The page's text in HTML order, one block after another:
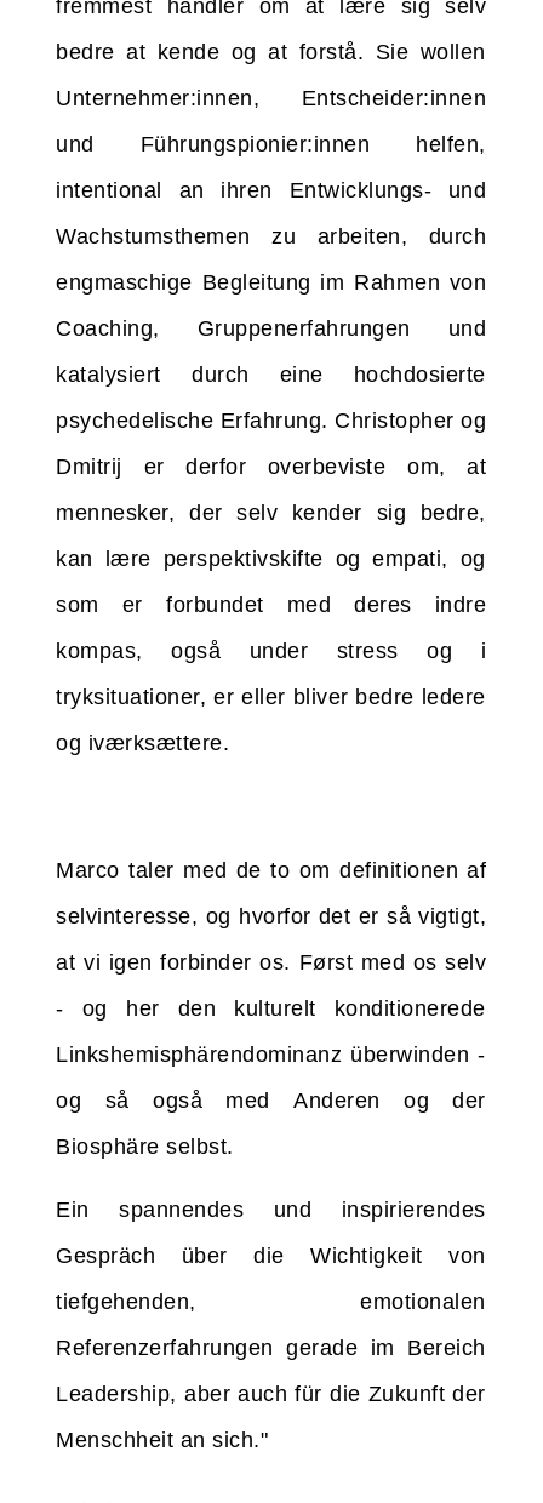
fremmest handler om at lære sig selv
bedre at kende og at forstå. Sie wollen
Unternehmer:innen, Entscheider:innen
und Führungspionier:innen helfen,
intentional an ihren Entwicklungs- und
Wachstumsthemen zu arbeiten, durch
engmaschige Begleitung im Rahmen von
Coaching, Gruppenerfahrungen und
katalysiert durch eine hochdosierte
psychedelische Erfahrung. Christopher og
Dmitrij er derfor overbeviste om, at
mennesker, der selv kender sig bedre,
kan lære perspektivskifte og empati, og
som er forbundet med deres indre
kompas, også under stress og i
tryksituationer, er eller bliver bedre ledere
og iværksættere.
Marco taler med de to om definitionen af
selvinteresse, og hvorfor det er så vigtigt,
at vi igen forbinder os. Først med os selv
- og her den kulturelt konditionerede
Linkshemisphärendominanz überwinden -
og så også med Anderen og der
Biosphäre selbst.
Ein spannendes und inspirierendes
Gespräch über die Wichtigkeit von
tiefgehenden, emotionalen
Referenzerfahrungen gerade im Bereich
Leadership, aber auch für die Zukunft der
Menschheit an sich."